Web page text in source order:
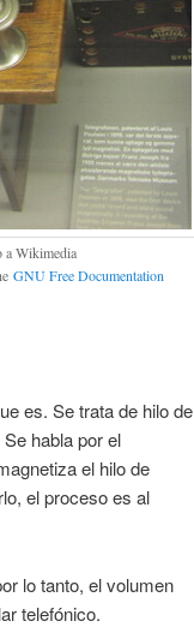
a Wikimedia
GNU Free Documentation
es. Se trata de hilo de
habla por el
el hilo de
el proceso es al
lo tanto, el volumen
telefónico.